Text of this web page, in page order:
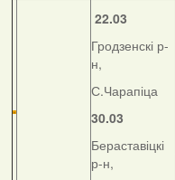
22.03
Гродзенскі р-
н,
С.Чарапіца
30.03
Бераставіцкі
р-н,